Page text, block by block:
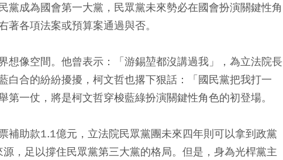
黨成為國會第一大黨，民眾黨未來勢必在國會扮演關鍵性角
各項法案或預算案通過與否。
想像空間。他曾表示：「游錫堃都沒講過我」，為立法院長
白合的紛紛擾擾，柯文哲也撂下狠話：「國民黨把我打一
一仗，將是柯文哲穿梭藍綠扮演關鍵性角色的初登場。
補助款1.1億元，立法院民眾黨團未來四年則可以拿到政黨
，足以撐住民眾黨第三大黨的格局。但是，身為光桿黨主